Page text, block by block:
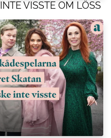
VISSTE OM LÖSS